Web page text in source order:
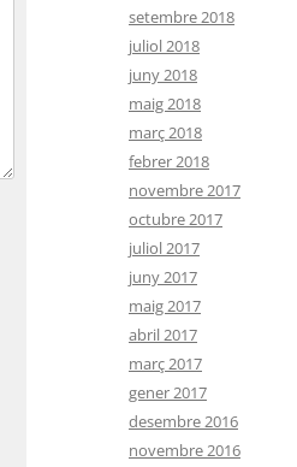
setembre 2018
juliol 2018
juny 2018
maig 2018
març 2018
febrer 2018
novembre 2017
octubre 2017
juliol 2017
juny 2017
maig 2017
abril 2017
març 2017
gener 2017
desembre 2016
novembre 2016